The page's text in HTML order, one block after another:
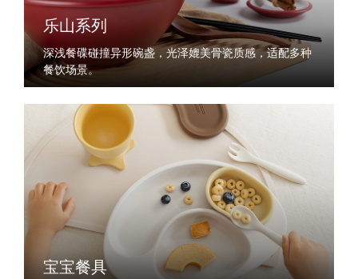
乐山系列
深浅餐碟碰撞异形碗盏，光泽媲美骨瓷质感，适配多种
餐饮场景。
宝宝餐具